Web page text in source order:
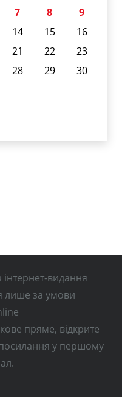
7 8
9
14 15
16
21 22
23
28 29
30
видання
лише за умови
пряме, відкрите
у першому